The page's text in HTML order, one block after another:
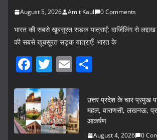
August 5, 2026 Amit Kaul 0 Comments
भारत की सबसे खूबसूरत सड़क यात्राएँ: दार्जिलिंग से
की सबसे खूबसूरत सड़क यात्राएँ: भारत के
F
c
e
b
T
itt
er
E
ai
l
ar
e
उत्तर प्रदेश के चार प्रमुख
महल, वाराणसी, लखनऊ,
आकर्षण
August 4, 2026 0